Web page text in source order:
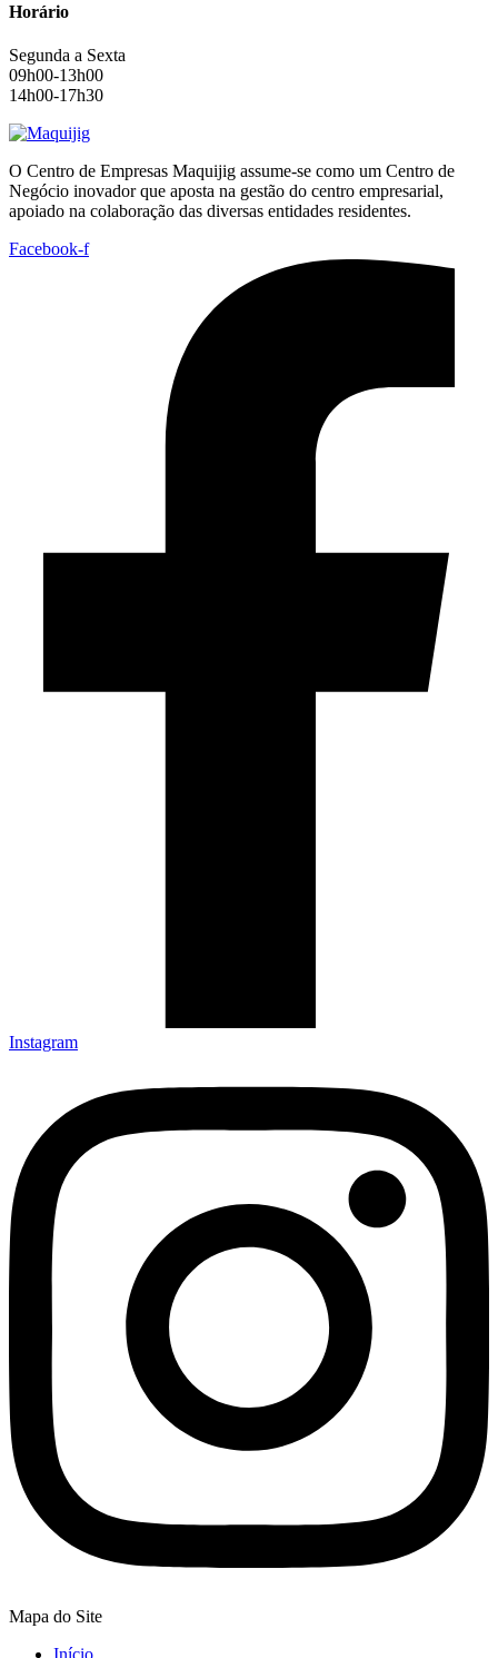
Horário
Segunda a Sexta
09h00-13h00
14h00-17h30
O Centro de Empresas Maquijig assume-se como um Centro de
Negócio inovador que aposta na gestão do centro empresarial,
apoiado na colaboração das diversas entidades residentes.
Facebook-f
Instagram
Mapa do Site
Início